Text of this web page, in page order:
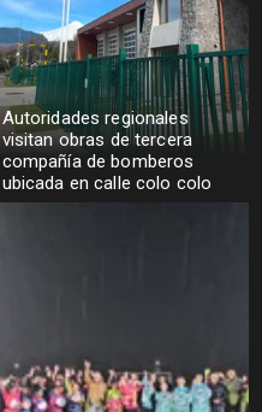
Autoridades regionales
visitan obras de tercera
compañía de bomberos
ubicada en calle colo colo